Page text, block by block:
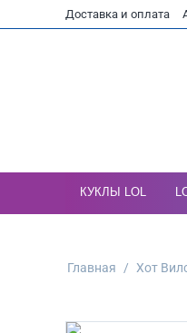
Доставка и оплата
КУКЛЫ LOL
Главная / Хот